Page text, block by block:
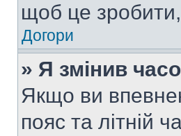
щоб це
Догори
» Я змінив
Якщо ви
пояс та літній